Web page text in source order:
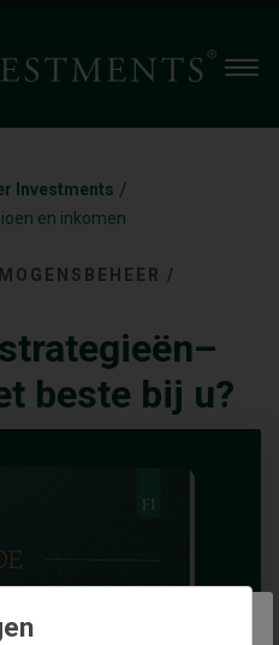
Investments /
en inkomen
/
beste bij u?